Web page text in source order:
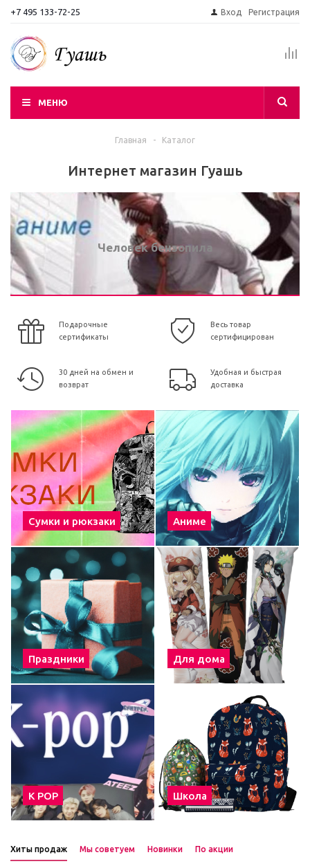
+7 495 133-72-25 Вход Регистрация
МЕНЮ
Главная - Каталог
Интернет магазин Гуашь
Человек бензопила
Подарочные
сертификаты
Весь товар
сертифицирован
30 дней на обмен и
возврат
Удобная и быстрая
доставка
Сумки и рюкзаки Аниме
Праздники Для дома
К POP Школа
Хиты продаж Мы советуем Новинки По акции